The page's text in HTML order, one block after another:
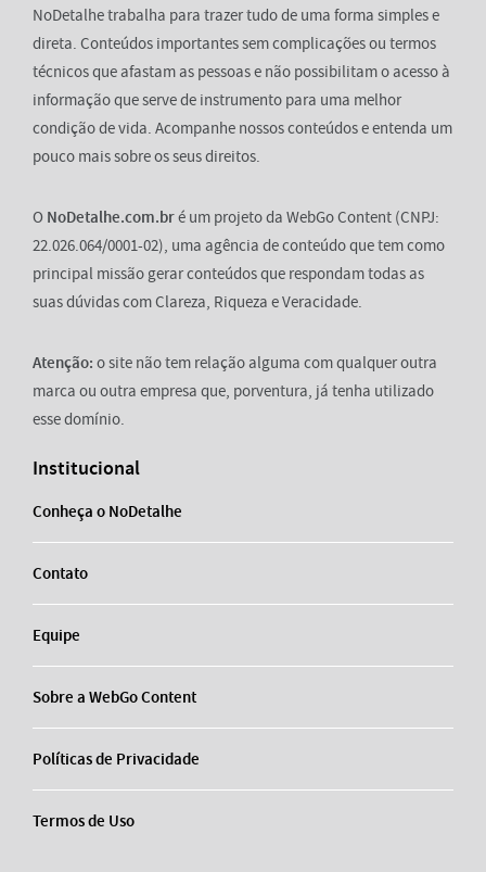
NoDetalhe trabalha para trazer tudo de uma forma simples e
direta. Conteúdos importantes sem complicações ou termos
técnicos que afastam as pessoas e não possibilitam o acesso à
informação que serve de instrumento para uma melhor
condição de vida. Acompanhe nossos conteúdos e entenda um
pouco mais sobre os seus direitos.
O NoDetalhe.com.bré um projeto da WebGo Content (CNPJ:
22.026.064/0001-02), uma agência de conteúdo que tem como
principal missão gerar conteúdos que respondam todas as
suas dúvidas com Clareza, Riqueza e Veracidade.
Atenção: o site não tem relação alguma com qualquer outra
marca ou outra empresa que, porventura, já tenha utilizado
esse domínio.
Institucional
Conheça o NoDetalhe
Contato
Equipe
Sobre a WebGo Content
Políticas de Privacidade
Termos de Uso